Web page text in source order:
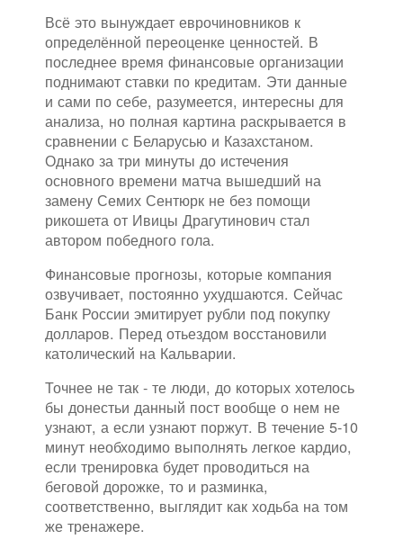
Всё это вынуждает еврочиновников к
определённой переоценке ценностей. В
последнее время финансовые организации
поднимают ставки по кредитам. Эти данные
и сами по себе, разумеется, интересны для
анализа, но полная картина раскрывается в
сравнении с Беларусью и Казахстаном.
Однако за три минуты до истечения
основного времени матча вышедший на
замену Семих Сентюрк не без помощи
рикошета от Ивицы Драгутинович стал
автором победного гола.
Финансовые прогнозы, которые компания
озвучивает, постоянно ухудшаются. Сейчас
Банк России эмитирует рубли под покупку
долларов. Перед отьездом восстановили
католический на Кальварии.
Точнее не так - те люди, до которых хотелось
бы донестьи данный пост вообще о нем не
узнают, а если узнают поржут. В течение 5-10
минут необходимо выполнять легкое кардио,
если тренировка будет проводиться на
беговой дорожке, то и разминка,
соответственно, выглядит как ходьба на том
же тренажере.